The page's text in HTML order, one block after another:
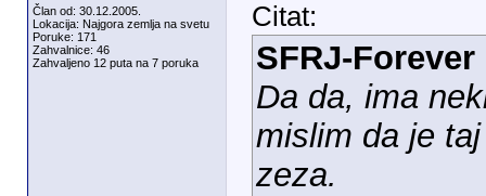
Član od: 30.12.2005.
Lokacija: Najgora zemlja na svetu
Poruke: 171
Zahvalnice: 46
Zahvaljeno 12 puta na 7 poruka
Citat:
SFRJ-Forever
Da da, ima
mislim da je
zeza.